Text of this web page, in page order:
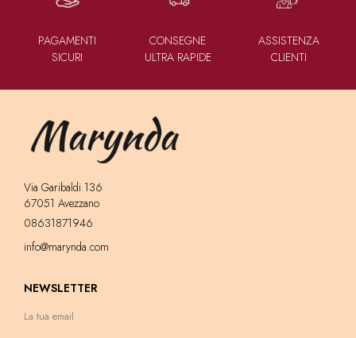
PAGAMENTI
SICURI
CONSEGNE
ULTRA RAPIDE
ASSISTENZA
CLIENTI
Via Garibaldi 136
67051 Avezzano
08631871946
info@marynda.com
NEWSLETTER